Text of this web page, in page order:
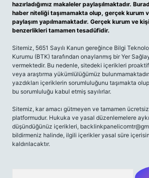
hazırladığımız makaleler paylaşılmaktadır.
haber niteliği taşımamakta olup, gerçek kurum
paylaşım yapılmamaktadır. Gerçek kurum ve
benzerlikleri tamamen tesadüfidir.
Sitemiz, 5651 Sayılı Kanun gereğince Bilgi
Kurumu (BTK) tarafından onaylanmış bir Yer
vermektedir. Bu nedenle, sitedeki içerikleri
veya araştırma yükümlülüğümüz
yazdıkları içeriklerin sorumluluğunu taşımakta
bu sorumluluğu kabul etmiş sayılırlar.
Sitemiz, kar amacı gütmeyen ve tamamen
platformudur. Hukuka ve yasal düzenlemelere
düşündüğünüz içerikleri,
bildirmeniz halinde, ilgili içerikler yasal süre
kaldırılacaktır.